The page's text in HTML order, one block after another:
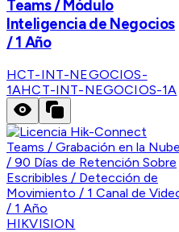
Teams / Módulo
Inteligencia de Negocios
/ 1 Año
HCT-INT-NEGOCIOS-
1AHCT-INT-NEGOCIOS-1A
HIKVISION